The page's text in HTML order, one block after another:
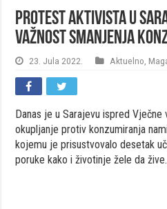
Protest aktivista u
važnost smanjenja
23. Jula 2022. Aktuelno
Danas je u Sarajevu ispred
okupljanje protiv konzumiranja
kojemu je prisustvovalo desetak
poruke kako i životinje žele da žive.